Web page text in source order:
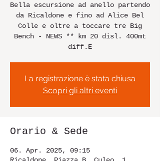
Bella escursione ad anello partendo
da Ricaldone e fino ad Alice Bel
Colle e oltre a toccare tre Big
Bench - NEWS ** km 20 disl. 400mt
La registrazione è stata chiusa
Scopri gli altri eventi
Orario & Sede
06. Apr. 2025, 09:15